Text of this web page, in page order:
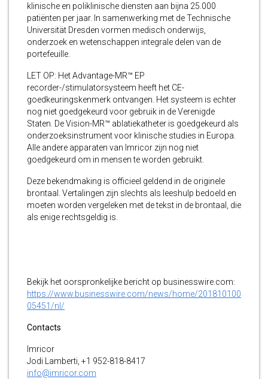
klinische en poliklinische diensten aan bijna 25.000
patiënten per jaar. In samenwerking met de Technische
Universität Dresden vormen medisch onderwijs,
onderzoek en wetenschappen integrale delen van de
portefeuille.
LET OP: Het Advantage-MR™ EP
recorder-/stimulatorsysteem heeft het CE-
goedkeuringskenmerk ontvangen. Het systeem is echter
nog niet goedgekeurd voor gebruik in de Verenigde
Staten. De Vision-MR™ ablatiekatheter is goedgekeurd als
onderzoeksinstrument voor klinische studies in Europa.
Alle andere apparaten van Imricor zijn nog niet
goedgekeurd om in mensen te worden gebruikt.
Deze bekendmaking is officieel geldend in de originele
brontaal. Vertalingen zijn slechts als leeshulp bedoeld en
moeten worden vergeleken met de tekst in de brontaal, die
als enige rechtsgeldig is.
Bekijk het oorspronkelijke bericht op businesswire.com:
https://www.businesswire.com/news/home/201810100
05451/nl/
Contacts
Imricor
Jodi Lamberti, +1 952-818-8417
info@imricor.com